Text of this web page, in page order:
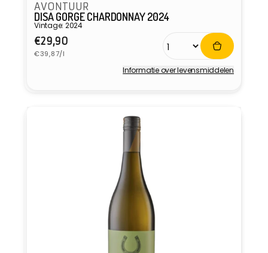
AVONTUUR
DISA GORGE CHARDONNAY 2024
Vintage: 2024
Normale
prijs
€29,90
Eenheidsprijs
€39,87/l
Informatie over levensmiddelen